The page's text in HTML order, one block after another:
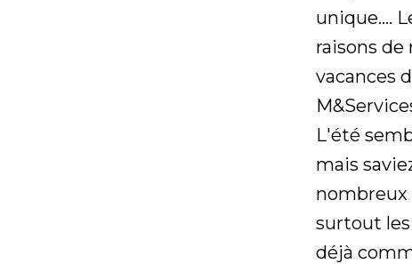
unique....
raisons de
vacances
L'été
mais
nombreux
surtout
déjà